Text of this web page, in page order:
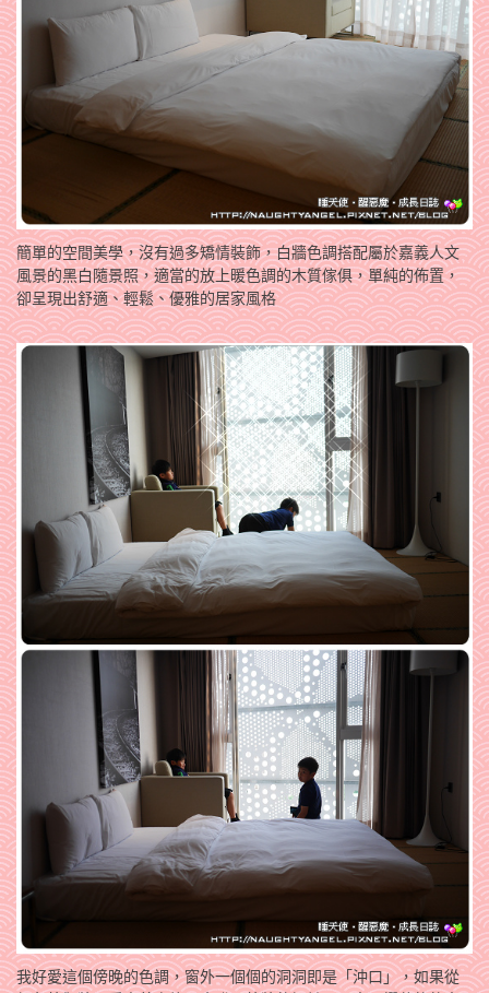
簡單的空間美學，沒有過多矯情裝飾，白牆色調搭配屬於嘉義人文
風景的黑白隨景照，適當的放上暖色調的木質傢俱，單純的佈置，
卻呈現出舒適、輕鬆、優雅的居家風格
我好愛這個傍晚的色調，窗外一個個的洞洞即是「沖口」，如果從